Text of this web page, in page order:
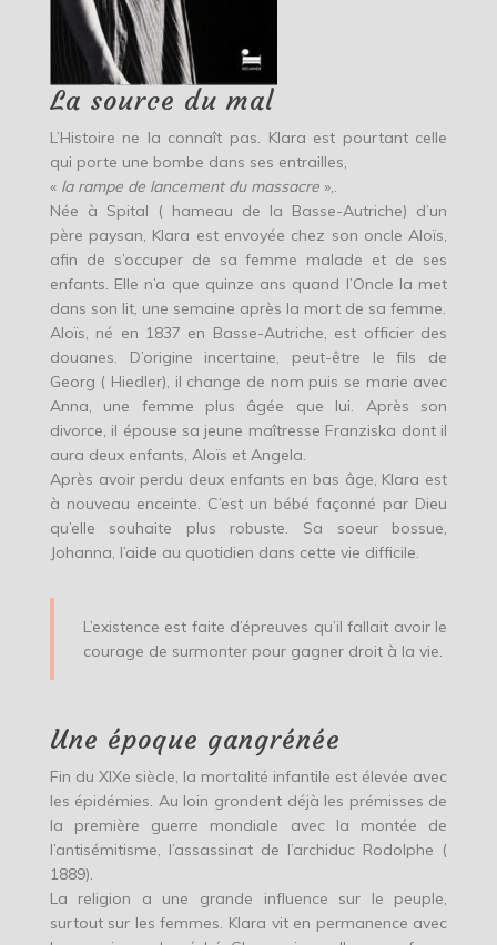
La source du mal
L’Histoire ne la connaît pas. Klara est pourtant celle
qui porte une bombe dans ses entrailles,
« la rampe de lancement du massacre»,.
Née à Spital ( hameau de la Basse-Autriche) d’un
père paysan, Klara est envoyée chez son oncle Aloïs,
afin de s’occuper de sa femme malade et de ses
enfants. Elle n’a que quinze ans quand l’Oncle la met
dans son lit, une semaine après la mort de sa femme.
Aloïs, né en 1837 en Basse-Autriche, est officier des
douanes. D’origine incertaine, peut-être le fils de
Georg ( Hiedler), il change de nom puis se marie avec
Anna, une femme plus âgée que lui. Après son
divorce, il épouse sa jeune maîtresse Franziska dont il
aura deux enfants, Aloïs et Angela.
Après avoir perdu deux enfants en bas âge, Klara est
à nouveau enceinte. C’est un bébé façonné par Dieu
qu’elle souhaite plus robuste. Sa soeur bossue,
Johanna, l’aide au quotidien dans cette vie difficile.
L’existence est faite d’épreuves qu’il fallait avoir le
courage de surmonter pour gagner droit à la vie.
Une époque gangrénée
Fin du XIXe siècle, la mortalité infantile est élevée avec
les épidémies. Au loin grondent déjà les prémisses de
la première guerre mondiale avec la montée de
l’antisémitisme, l’assassinat de l’archiduc Rodolphe (
1889).
La religion a une grande influence sur le peuple,
surtout sur les femmes. Klara vit en permanence avec